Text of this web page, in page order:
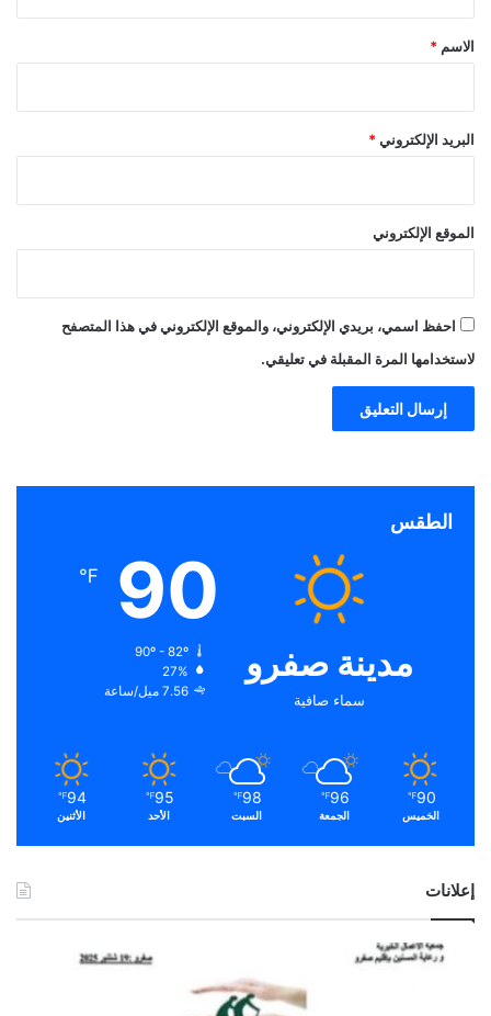
*
الاسم *
البريد الإلكتروني *
الموقع الإلكتروني
احفظ اسمي، بريدي الإلكتروني، والموقع الإلكتروني في هذا المتصفح
لاستخدامها المرة المقبلة في تعليقي.
الطقس
مدينة صفرو
سماء صافية
90
℉
90º - 82º
27%
7.56 ميل/ساعة
90
℉
الخميس
96
℉
الجمعة
98
℉
السبت
95
℉
الأحد
94
℉
الأثنين
إعلانات